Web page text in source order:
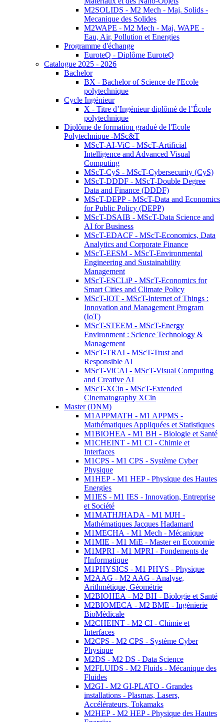
M2SOLIDS - M2 Mech - Maj. Solids -
Mecanique des Solides
M2WAPE - M2 Mech - Maj. WAPE -
Eau, Air, Pollution et Energies
Programme d'échange
EuroteQ - Diplôme EuroteQ
Catalogue 2025 - 2026
Bachelor
BX - Bachelor of Science de l'Ecole
polytechnique
Cycle Ingénieur
X - Titre d’Ingénieur diplômé de l’École
polytechnique
Diplôme de formation gradué de l'Ecole
Polytechnique -MSc&T
MScT-AI-ViC - MScT-Artificial
Intelligence and Advanced Visual
Computing
MScT-CyS - MScT-Cybersecurity (CyS)
MScT-DDDF - MScT-Double Degree
Data and Finance (DDDF)
MScT-DEPP - MScT-Data and Economics
for Public Policy (DEPP)
MScT-DSAIB - MScT-Data Science and
AI for Business
MScT-EDACF - MScT-Economics, Data
Analytics and Corporate Finance
MScT-EESM - MScT-Environmental
Engineering and Sustainability
Management
MScT-ESCLiP - MScT-Economics for
Smart Cities and Climate Policy
MScT-IOT - MScT-Internet of Things :
Innovation and Management Program
(IoT)
MScT-STEEM - MScT-Energy
Environment : Science Technology &
Management
MScT-TRAI - MScT-Trust and
Responsible AI
MScT-ViCAI - MScT-Visual Computing
and Creative AI
MScT-XCin - MScT-Extended
Cinematography XCin
Master (DNM)
M1APPMATH - M1 APPMS -
Mathématiques Appliquées et Statistiques
M1BIOHEA - M1 BH - Biologie et Santé
M1CHEINT - M1 CI - Chimie et
Interfaces
M1CPS - M1 CPS - Système Cyber
Physique
M1HEP - M1 HEP - Physique des Hautes
Energies
M1IES - M1 IES - Innovation, Entreprise
et Société
M1MATHJHADA - M1 MJH -
Mathématiques Jacques Hadamard
M1MECHA - M1 Mech - Mécanique
M1MIE - M1 MiE - Master en Economie
M1MPRI - M1 MPRI - Fondements de
l'Informatique
M1PHYSICS - M1 PHYS - Physique
M2AAG - M2 AAG - Analyse,
Arithmétique, Géométrie
M2BIOHEA - M2 BH - Biologie et Santé
M2BIOMECA - M2 BME - Ingénierie
BioMédicale
M2CHEINT - M2 CI - Chimie et
Interfaces
M2CPS - M2 CPS - Système Cyber
Physique
M2DS - M2 DS - Data Science
M2FLUIDS - M2 Fluids - Mécanique des
Fluides
M2GI - M2 GI-PLATO - Grandes
installations - Plasmas, Lasers,
Accélérateurs, Tokamaks
M2HEP - M2 HEP - Physique des Hautes